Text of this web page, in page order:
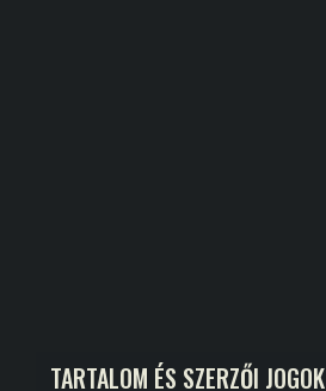
TARTALOM ÉS SZERZŐI JOGOK